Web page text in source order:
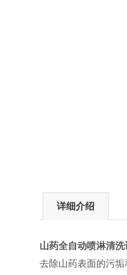
详细介绍
山药全自动喷淋清洗
去除山药表面的污